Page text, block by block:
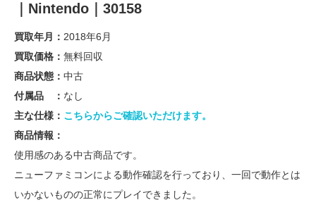
｜Nintendo｜30158
買取年月： 2018年6月
買取価格： 無料回収
商品状態： 中古
付属品 ： なし
主な仕様： こちらからご確認いただけます。
商品情報：
使用感のある中古商品です。
ニューファミコンによる動作確認を行っており、一回で動作とは
いかないものの正常にプレイできました。